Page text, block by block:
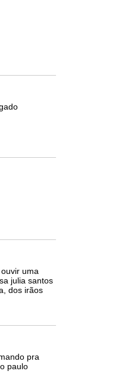
uma
julia santos
dos irãos
pra
paulo